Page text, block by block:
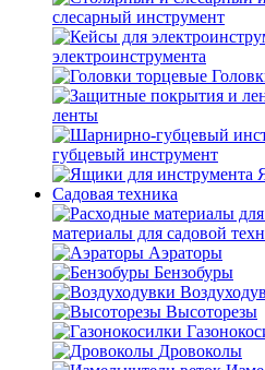
слесарный инструмент
электроинструмента
ленты
губцевый инструмент
Садовая техника
материалы для садовой
Аэраторы
Бензобуры
Высоторезы
Дровоколы